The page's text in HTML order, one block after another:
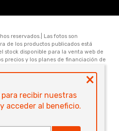
×
recibir nuestras
acceder al beneficio.
reservados.| Las fotos son
de los productos publicados está
stock disponible para la venta web de
precios y los planes de financiación de
) son válidos únicamente para
técnicas y descripciones están
Electrónica Megatone S.R.L. Ruta
Santa Fe. Provincia de Santa Fe